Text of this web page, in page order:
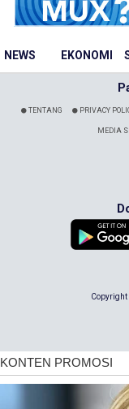
NEWS EKONOMI
TENTANG PRIVACY
MEDIA